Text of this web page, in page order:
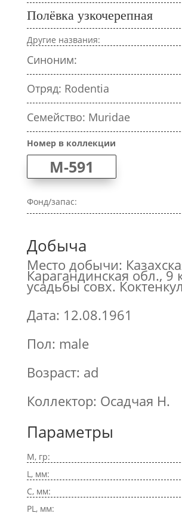
Полёвка узкочерепная
Другие названия:
Синоним:
Отряд: Rodentia
Семейство: Muridae
Номер в коллекции
M-591
Фонд/запас:
Добыча
Место добычи:
Карагандинская обл., 9
усадьбы совх.
Дата: 12.08.1961
Пол: male
Возраст: ad
Коллектор: Осадчая Н.
Параметры
M, гр:
L, мм:
C, мм:
PL, мм: